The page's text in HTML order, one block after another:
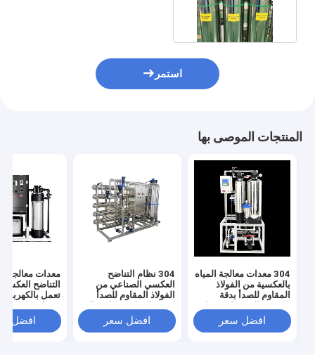
استمر
المنتجات الموصى بها
304 معدات معالجة المياه
بالعكسية من الفولاذ
المقاوم للصدأ بدقة
مدخل المياه 0.3MPAافضل سعر
304 نظام التناضح
العكسي الصناعي من
الفولاذ المقاوم للصدأ
ودائم
افضل سعر
معدات معالجة
التناضح
تعمل
باسكال ودقة
جدًا
افضل